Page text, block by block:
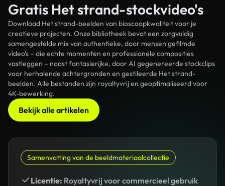
Gratis Het strand-stockvideo's
Download Het strand-beelden van bioscoopkwaliteit voor je
creatieve projecten. Onze bibliotheek bevat een zorgvuldig
samengestelde mix van authentieke, door mensen gefilmde
video's – die echte momenten en professionele composities
vastleggen – naast fantasierijke, door AI gegenereerde stockclips
voor herhalende achtergronden en gestileerde Het strand-
beelden. Alle bestanden zijn royaltyvrij en geoptimaliseerd voor
4K-bewerking.
Bekijk alle artikelen
Samenvatting van de beeldmateriaalcollectie
Licentie: Royaltyvrij voor commercieel gebruik